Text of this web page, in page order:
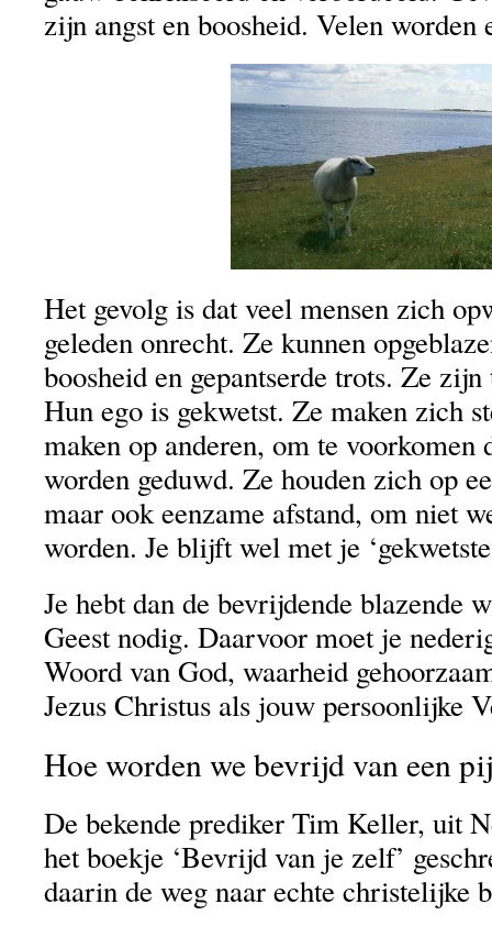
zijn angst en boosheid. Velen worden
Het gevolg is dat veel mensen zich
geleden onrecht. Ze kunnen
boosheid en gepantserde trots. Ze
Hun ego is gekwetst. Ze maken zich
maken op anderen, om te voorkomen
worden geduwd. Ze houden zich op
maar ook eenzame afstand, om niet
worden. Je blijft wel met je
Je hebt dan de bevrijdende blazende
Geest nodig. Daarvoor moet je
Woord van God, waarheid
Jezus Christus als jouw persoonlijke
Hoe worden we bevrijd van een
De bekende prediker Tim Keller, uit
het boekje ‘Bevrijd van je zelf’
daarin de weg naar echte christelijke